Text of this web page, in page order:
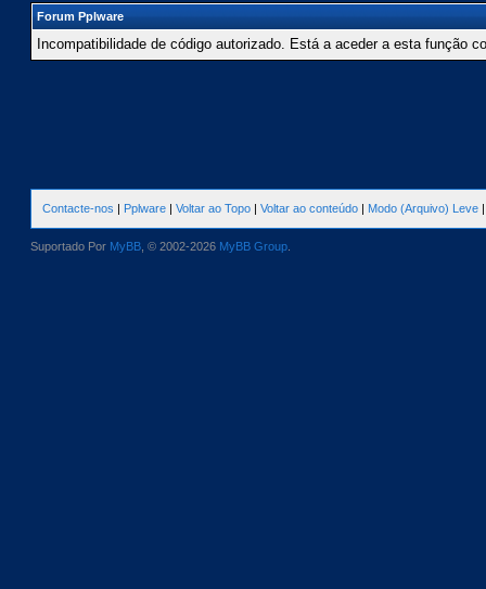
Forum Pplware
Incompatibilidade de código autorizado. Está a aceder a esta função
Contacte-nos | Pplware | Voltar ao Topo | Voltar ao conteúdo | Modo (Arquivo) Leve
Suportado Por MyBB , © 2002-2026 MyBB Group